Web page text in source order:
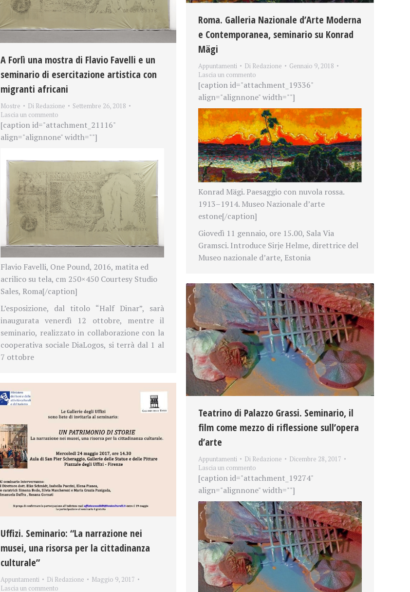
A Forlì una mostra di Flavio Favelli e un
seminario di esercitazione artistica con
migranti africani
Mostre Di Redazione
Settembre 26, 2018
Lascia un commento
[caption id="attachment_21116"
align="alignnone" width=""]
Flavio Favelli, One Pound, 2016, matita ed
acrilico su tela, cm 250×450 Courtesy Studio
Sales, Roma[/caption]
L’esposizione, dal titolo “Half Dinar”, sarà
inaugurata venerdì 12 ottobre, mentre il
seminario, realizzato in collaborazione con la
cooperativa sociale DiaLogos, si terrà dal 1 al
7 ottobre
Roma. Galleria Nazionale d’Arte Moderna
e Contemporanea, seminario su Konrad
Mägi
Appuntamenti Di Redazione
Gennaio 9, 2018
Lascia un commento
[caption id="attachment_19336"
align="alignnone" width=""]
Konrad Mägi. Paesaggio con nuvola rossa.
1913–1914. Museo Nazionale d’arte
estone[/caption]
Giovedì 11 gennaio, ore 15.00, Sala Via
Gramsci. Introduce Sirje Helme, direttrice del
Museo nazionale d’arte, Estonia
Teatrino di Palazzo Grassi. Seminario, il
film come mezzo di riflessione sull’opera
d’arte
Appuntamenti Di Redazione
Dicembre 28, 2017
Lascia un commento
[caption id="attachment_19274"
align="alignnone" width=""]
Uffizi. Seminario: “La narrazione nei
musei, una risorsa per la cittadinanza
culturale”
Appuntamenti Di Redazione
Maggio 9, 2017
Lascia un commento